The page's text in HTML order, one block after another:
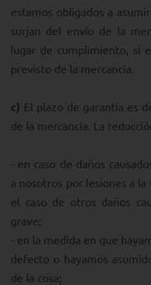
estamos obligados a
surjan del envío de la
lugar de cumplimiento, si
previsto de la mercancía.
c) El plazo de garantía es
de la mercancía. La
- en caso de daños
a nosotros por lesiones a
el caso de otros daños
grave;
- en la medida en que
defecto o hayamos
de la cosa;